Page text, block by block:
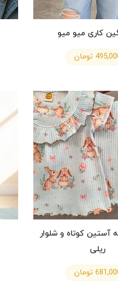
کاری میو میو
تومان
آستین کوتاه و شلوار
ریلی
تومان